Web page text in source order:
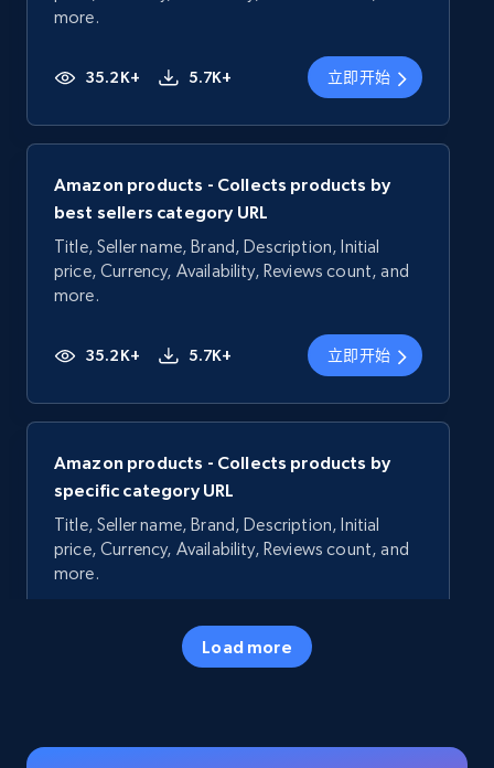
more.
35.2K+ 5.7K+ 立即开始
Amazon products - Collects products by
best sellers category URL
Title, Seller name, Brand, Description, Initial
price, Currency, Availability, Reviews count, and
more.
35.2K+ 5.7K+ 立即开始
Amazon products - Collects products by
specific category URL
Title, Seller name, Brand, Description, Initial
price, Currency, Availability, Reviews count, and
more.
5.7K+
Load more